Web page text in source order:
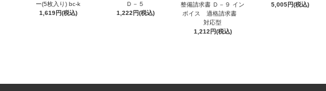
ー(5枚入り) bc-k
1,619円(税込)
Ｄ－５
1,222円(税込)
整備請求書 Ｄ－９ イン
ボイス 適格請求書
対応型
1,212円(税込)
5,005円(税込)